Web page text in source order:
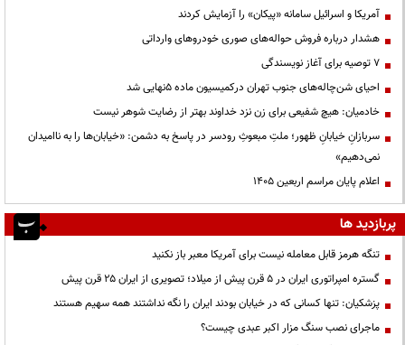
آمریکا و اسرائیل سامانه «پیکان» را آزمایش کردند
هشدار درباره فروش حواله‌های صوری خودروهای وارداتی
۷ توصیه برای آغاز نویسندگی
احیای شن‌چاله‌های جنوب تهران درکمیسیون ماده ۵نهایی شد
خادمیان: هیچ شفیعی برای زن نزد خداوند بهتر از رضایت شوهر نیست
سربازانِ خیابانِ ظهور؛ ملتِ مبعوثِ رودسر در پاسخ به دشمن: «خیابان‌ها را به ناامیدان
نمی‌دهیم»
اعلام پایان مراسم اربعین ۱۴۰۵
پربازدید ها
تنگه هرمز قابل معامله نیست برای آمریکا معبر باز نکنید
گستره امپراتوری ایران در ۵ قرن پیش از میلاد؛ تصویری از ایران ۲۵ قرن پیش
پزشکیان: تنها کسانی که در خیابان بودند ایران را نگه نداشتند همه سهیم هستند
ماجرای نصب سنگ مزار اکبر عبدی چیست؟